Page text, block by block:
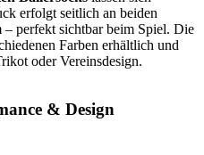
erfolgt seitlich an beiden
perfekt sichtbar beim Spiel. Die
Farben erhältlich und
oder Vereinsdesign.
& Design